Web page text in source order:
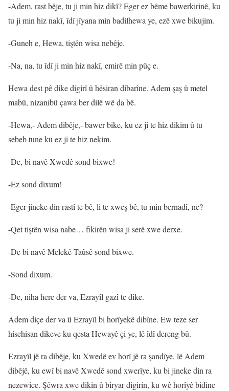
-Adem, rast bêje, tu ji min hiz dikî? Eger ez bême bawerkirinê, ku
tu ji min hiz nakî, îdî jîyana min badilhewa ye, ezê xwe bikujim.
-Guneh e, Hewa, tiştên wisa nebêje.
-Na, na, tu îdî ji min hiz nakî, emirê min pûç e.
Hewa dest pê dike digirî û hêsiran dibarîne. Adem şaş û metel
mabû, nizanibû çawa ber dilê wê da bê.
-Hewa,- Adem dibêje,- bawer bike, ku ez ji te hiz dikim û tu
sebeb tune ku ez ji te hiz nekim.
-De, bi navê Xwedê sond bixwe!
-Ez sond dixum!
-Eger jineke din rastî te bê, li te xweş bê, tu min bernadî, ne?
-Qet tiştên wisa nabe… fikirên wisa ji serê xwe derxe.
-De bi navê Melekê Taûsê sond bixwe.
-Sond dixum.
-De, niha here der va, Ezrayîl gazî te dike.
Adem diçe der va û Ezrayîl bi horîyekê dibîne. Ew teze ser
hisehisan dikeve ku qesta Hewayê çi ye, lê îdî dereng bû.
Ezrayîl jê ra dibêje, ku Xwedê ev horî jê ra şandîye, lê Adem
dibêjê, ku ewî bi navê Xwedê sond xwerîye, ku bi jineke din ra
nezewice. Şêwra xwe dikin û biryar digirin, ku wê horîyê bidine